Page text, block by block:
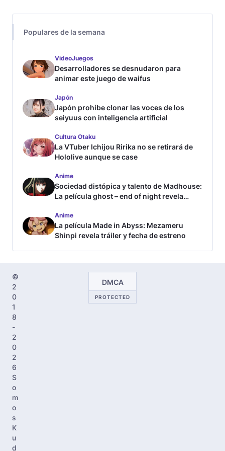
Populares de la semana
VideoJuegos
Desarrolladores se desnudaron para
animar este juego de waifus
Japón
Japón prohíbe clonar las voces de los
seiyuus con inteligencia artificial
Cultura Otaku
La VTuber Ichijou Ririka no se retirará de
Hololive aunque se case
Anime
Sociedad distópica y talento de Madhouse:
La película ghost – end of night revela
Anime
La película Made in Abyss: Mezameru
Shinpi revela tráiler y fecha de estreno
©
2
0
1
8
-
2
0
2
6
S
o
m
o
s
K
u
d
DMCA
PROTECTED